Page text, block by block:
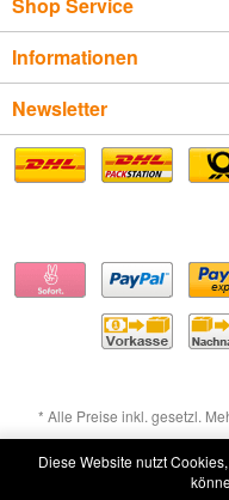
Informationen
Newsletter
* Alle Preise inkl. gesetzl.
Diese Website nutzt